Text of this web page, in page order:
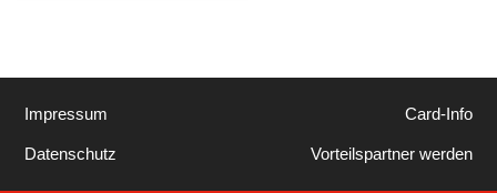
Impressum
Datenschutz
Card-Info
Vorteilspartner werden